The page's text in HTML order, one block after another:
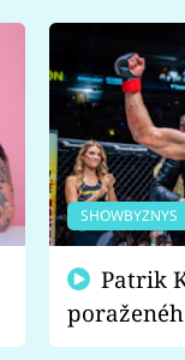
SHOWBYZNYS
fanoušci